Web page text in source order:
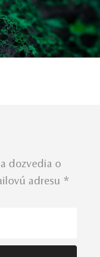
dozvedia o
adresu *